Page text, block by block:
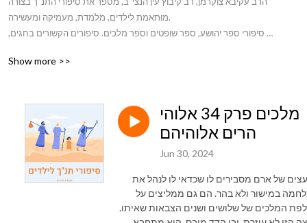
מותאמת לילדים, מלמדת, מעמיקה ומעשירה.
סיפורי ספר יהושע, ספר שופטים וספר מלכים. סיפורים הקשורים בחגים,
Show more >>
מלכים פרק 34 אלוהי
הרים אלוהיהם
Jun 30, 2024
של ארם מסבירים לו שכדאי לו לנהל את
במישור ולא בהר. הם גם ממליצים על
המלכים של שלושים ושנים הצבאות שאיתו.